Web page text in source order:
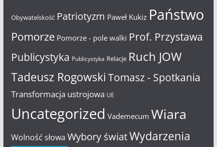
Obywatelskość Patriotyzm Paweł Kukiz Państwo
Pomorze Pomorze - pole walki Prof. Przystawa
Publicystyka Publicystyka Relacje Ruch JOW
Tadeusz Rogowski Tomasz - Spotkania
Transformacja ustrojowa UE
Uncategorized Vademecum Wiara
Wolność słowa Wybory światWydarzenia